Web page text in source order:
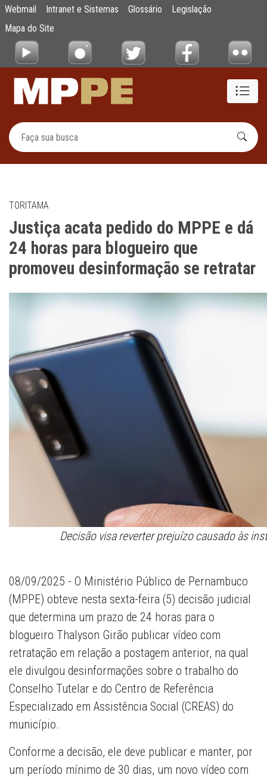
Pular para o Conteúdo principal
Justiça acata pedido do MPPE e dá 24
Webmail Intranet e Sistemas Glossário
Legislação
Mapa do Site
TORITAMA
Justiça acata pedido do MPPE e dá
24 horas para blogueiro que
promoveu desinformação se retratar
Decisão visa reverter prejuízo causado às
08/09/2025 - O Ministério Público de Pernambuco
(MPPE) obteve nesta sexta-feira (5) decisão judicial
que determina um prazo de 24 horas para o
blogueiro Thalyson Girão publicar vídeo com
retratação em relação a postagem anterior, na qual
ele divulgou desinformações sobre o trabalho do
Conselho Tutelar e do Centro de Referência
Especializado em Assistência Social (CREAS) do
município.
Conforme a decisão, ele deve publicar e manter, por
um período mínimo de 30 dias, um novo vídeo com